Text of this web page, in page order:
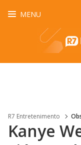
MENU
R7 Entretenimento
Kanye